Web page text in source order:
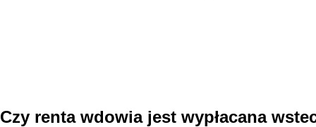
Czy renta wdowia jest wypłacana